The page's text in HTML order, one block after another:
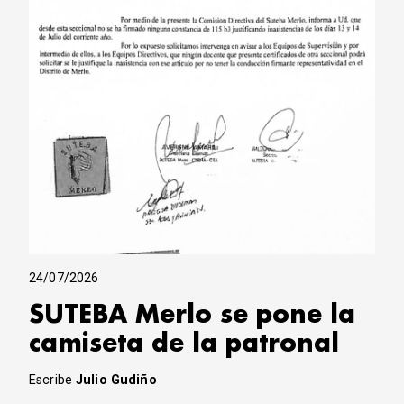
24/07/2026
SUTEBA Merlo se pone la
camiseta de la patronal
EscribeJulio Gudiño